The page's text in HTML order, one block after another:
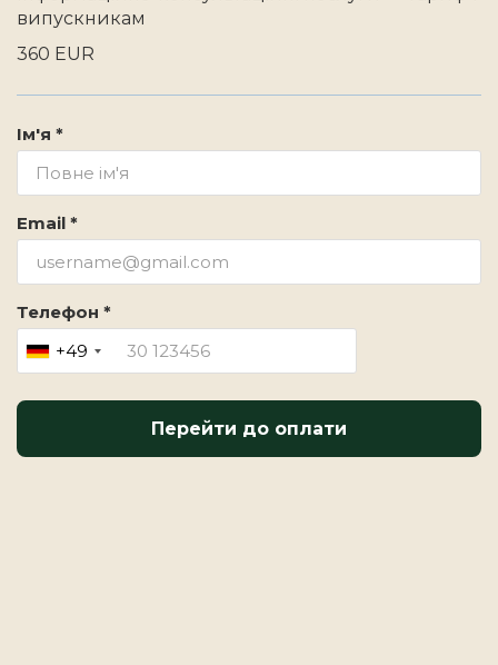
випускникам
360 EUR
Ім'я *
Email *
Телефон *
+49
Перейти до оплати